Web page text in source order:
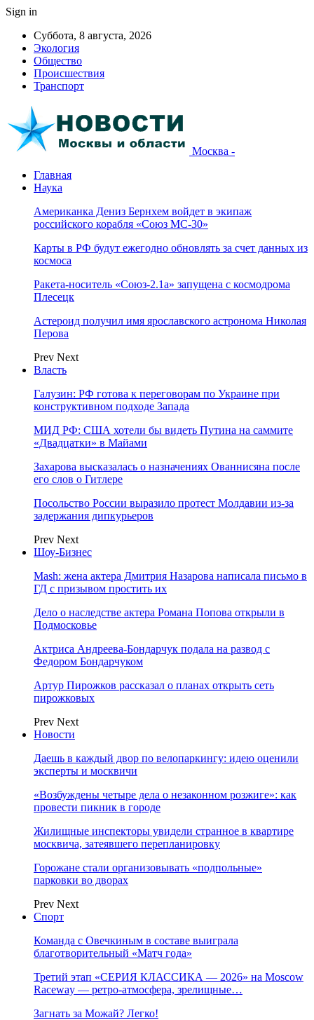
Sign in
Суббота, 8 августа, 2026
Экология
Общество
Происшествия
Транспорт
Москва -
Главная
Наука
Американка Дениз Бернхем войдет в экипаж
российского корабля «Союз МС-30»
Карты в РФ будут ежегодно обновлять за счет данных из
космоса
Ракета-носитель «Союз-2.1а» запущена с космодрома
Плесецк
Астероид получил имя ярославского астронома Николая
Перова
Prev Next
Власть
Галузин: РФ готова к переговорам по Украине при
конструктивном подходе Запада
МИД РФ: США хотели бы видеть Путина на саммите
«Двадцатки» в Майами
Захарова высказалась о назначениях Ованнисяна после
его слов о Гитлере
Посольство России выразило протест Молдавии из-за
задержания дипкурьеров
Prev Next
Шоу-Бизнес
Mash: жена актера Дмитрия Назарова написала письмо в
ГД с призывом простить их
Дело о наследстве актера Романа Попова открыли в
Подмосковье
Актриса Андреева-Бондарчук подала на развод с
Федором Бондарчуком
Артур Пирожков рассказал о планах открыть сеть
пирожковых
Prev Next
Новости
Даешь в каждый двор по велопаркингу: идею оценили
эксперты и москвичи
«Возбуждены четыре дела о незаконном розжиге»: как
провести пикник в городе
Жилищные инспекторы увидели странное в квартире
москвича, затеявшего перепланировку
Горожане стали организовывать «подпольные»
парковки во дворах
Prev Next
Спорт
Команда с Овечкиным в составе выиграла
благотворительный «Матч года»
Третий этап «СЕРИЯ КЛАССИКА — 2026» на Moscow
Raceway — ретро‑атмосфера, зрелищные…
Загнать за Можай? Легко!